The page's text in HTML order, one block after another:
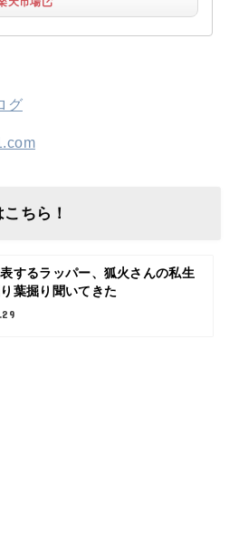
グ
ちら！
するラッパー、狐火さんの私生
葉掘り聞いてきた